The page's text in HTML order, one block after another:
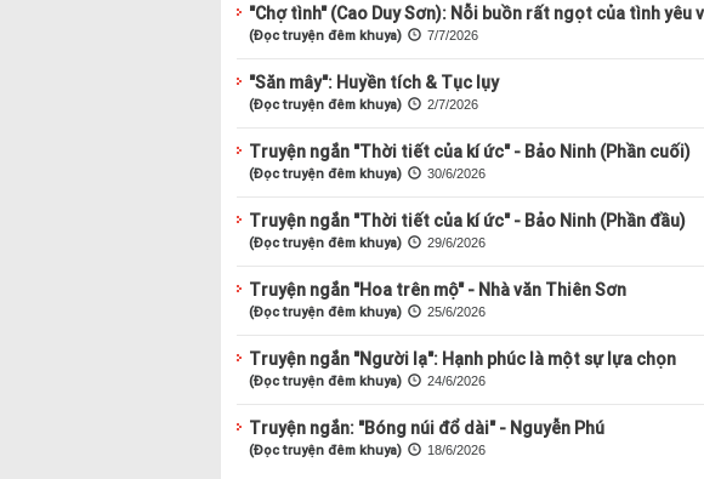
"Chợ tình" (Cao Duy Sơn): Nỗi buồn rất ngọt của tình yêu
(Đọc truyện đêm khuya) 7/7/2026
"Săn mây": Huyền tích & Tục lụy
(Đọc truyện đêm khuya) 2/7/2026
Truyện ngắn "Thời tiết của kí ức" - Bảo Ninh (Phần cuối)
(Đọc truyện đêm khuya) 30/6/2026
Truyện ngắn "Thời tiết của kí ức" - Bảo Ninh (Phần đầu)
(Đọc truyện đêm khuya) 29/6/2026
Truyện ngắn "Hoa trên mộ" - Nhà văn Thiên Sơn
(Đọc truyện đêm khuya) 25/6/2026
Truyện ngắn "Người lạ": Hạnh phúc là một sự lựa chọn
(Đọc truyện đêm khuya) 24/6/2026
Truyện ngắn: "Bóng núi đổ dài" - Nguyễn Phú
(Đọc truyện đêm khuya) 18/6/2026